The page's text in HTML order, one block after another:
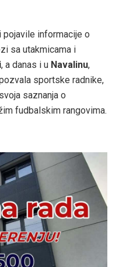
informacije o
sa utakmicama i
, a danas i u Navalinu,
sportske radnike,
saznanja o
fudbalskim rangovima.